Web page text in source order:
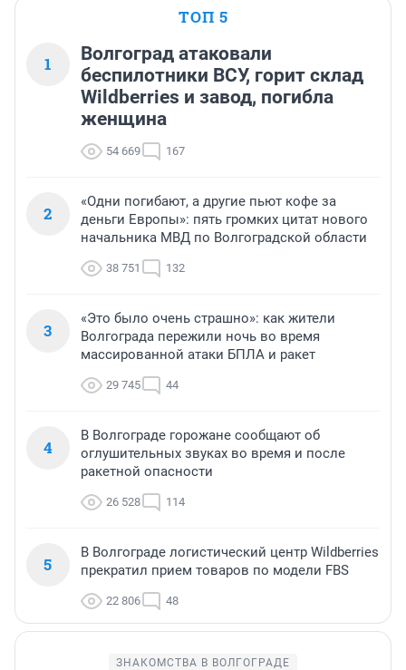
ТОП 5
1
Волгоград атаковали
беспилотники ВСУ, горит склад
Wildberries и завод, погибла
женщина
54 669 167
2
«Одни погибают, а другие пьют кофе за
деньги Европы»: пять громких цитат нового
начальника МВД по Волгоградской области
38 751 132
3
«Это было очень страшно»: как жители
Волгограда пережили ночь во время
массированной атаки БПЛА и ракет
29 745 44
4
В Волгограде горожане сообщают об
оглушительных звуках во время и после
ракетной опасности
26 528 114
5
В Волгограде логистический центр Wildberries
прекратил прием товаров по модели FBS
22 806 48
ЗНАКОМСТВА В ВОЛГОГРАДЕ